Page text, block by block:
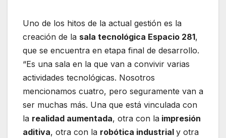
Uno de los hitos de la actual gestión es la
creación de la sala tecnológica Espacio 281,
que se encuentra en etapa final de desarrollo.
“Es una sala en la que van a convivir varias
actividades tecnológicas. Nosotros
mencionamos cuatro, pero seguramente van a
ser muchas más. Una que está vinculada con
la realidad aumentada, otra con la impresión
aditiva, otra con la robótica industrial y otra